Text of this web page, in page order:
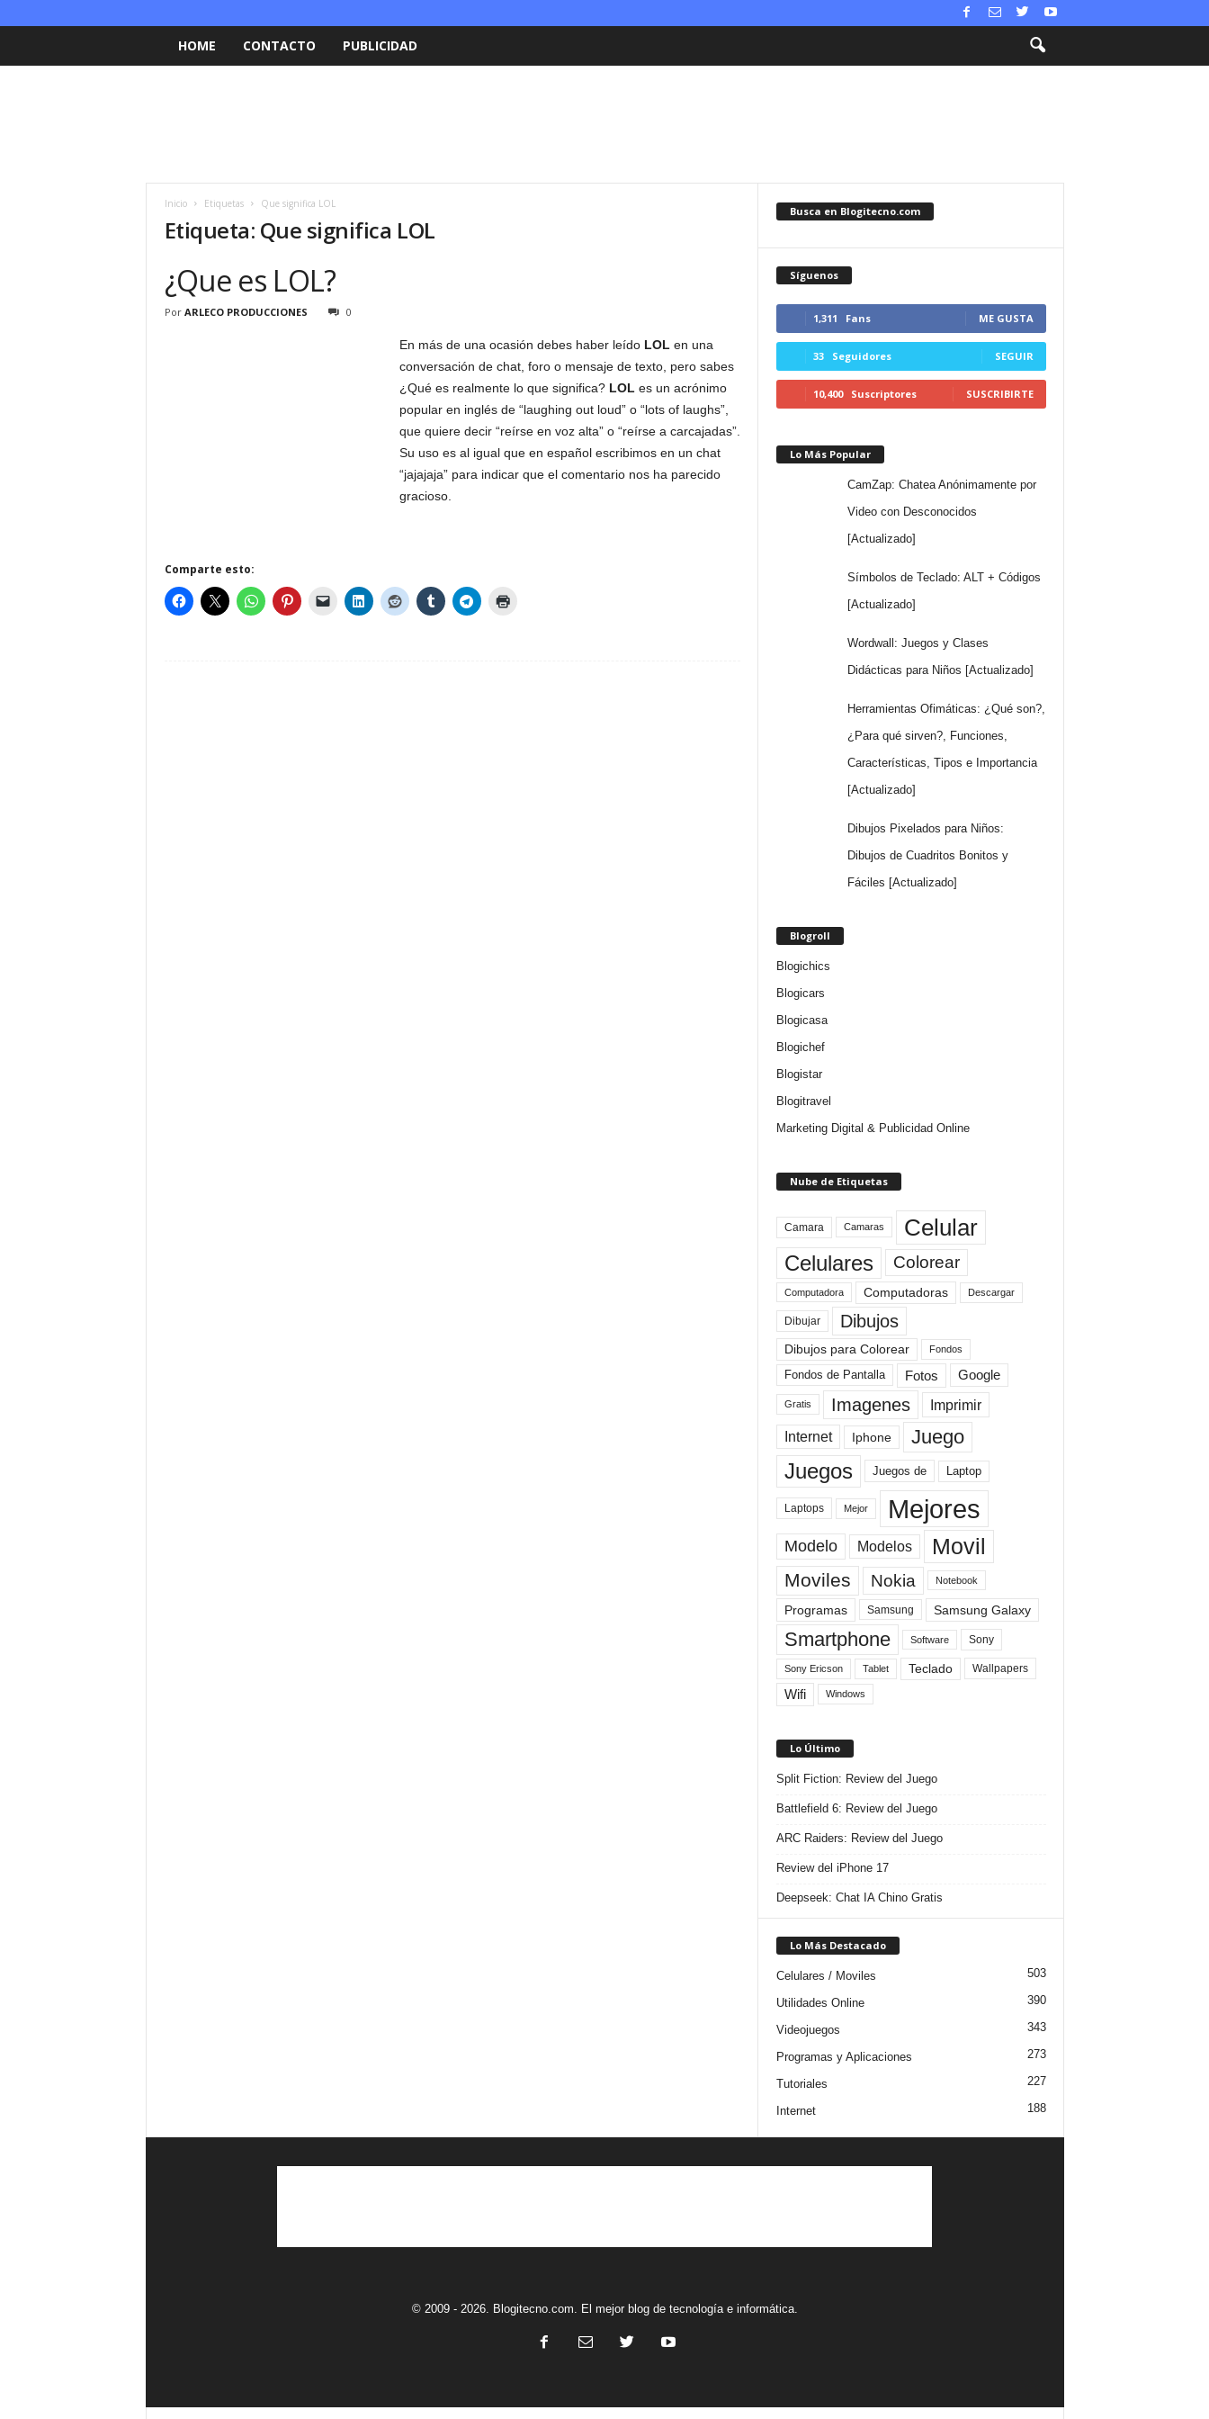
HOME CONTACTO PUBLICIDAD
Inicio Etiquetas Que significa LOL
Etiqueta: Que significa LOL
¿Que es LOL?
Por ARLECO PRODUCCIONES 0
En más de una ocasión debes haber leído LOL en una
conversación de chat, foro o mensaje de texto, pero sabes
¿Qué es realmente lo que significa? LOL es un acrónimo
popular en inglés de “laughing out loud” o “lots of laughs”,
que quiere decir “reírse en voz alta” o “reírse a carcajadas”.
Su uso es al igual que en español escribimos en un chat
“jajajaja” para indicar que el comentario nos ha parecido
gracioso.
Comparte esto:
Busca en Blogitecno.com
Síguenos
1,311 Fans ME GUSTA
33 Seguidores SEGUIR
10,400 Suscriptores SUSCRIBIRTE
Lo Más Popular
CamZap: Chatea Anónimamente por
Video con Desconocidos
[Actualizado]
Símbolos de Teclado: ALT + Códigos
[Actualizado]
Wordwall: Juegos y Clases
Didácticas para Niños [Actualizado]
Herramientas Ofimáticas: ¿Qué son?,
¿Para qué sirven?, Funciones,
Características, Tipos e Importancia
[Actualizado]
Dibujos Pixelados para Niños:
Dibujos de Cuadritos Bonitos y
Fáciles [Actualizado]
Blogroll
Blogichics
Blogicars
Blogicasa
Blogichef
Blogistar
Blogitravel
Marketing Digital & Publicidad Online
Nube de Etiquetas
Camara Camaras Celular
Celulares Colorear
Computadora Computadoras Descargar
Dibujar Dibujos
Dibujos para Colorear Fondos
Fondos de Pantalla Fotos Google
Gratis Imagenes Imprimir
Internet Iphone Juego
Juegos Juegos de Laptop
Laptops Mejor Mejores
Modelo Modelos Movil
Moviles Nokia Notebook
Programas Samsung Samsung Galaxy
Smartphone Software Sony
Sony Ericson Tablet Teclado Wallpapers
Wifi Windows
Lo Último
Split Fiction: Review del Juego
Battlefield 6: Review del Juego
ARC Raiders: Review del Juego
Review del iPhone 17
Deepseek: Chat IA Chino Gratis
Lo Más Destacado
Celulares / Moviles 503
Utilidades Online 390
Videojuegos 343
Programas y Aplicaciones 273
Tutoriales 227
Internet 188
© 2009 - 2026. Blogitecno.com. El mejor blog de tecnología e informática.